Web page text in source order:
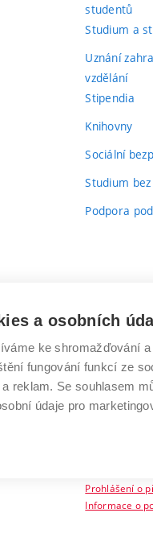
studentů
Studium a
Uznání
vzdělání
Stipendia
Knihovny
Sociální
Studium
Podpora
VYSOKÉ
Antonínská
602 00 Brno
Prohlášení o
Informace o
a osobních
ke shromažďování
fungování funkcí ze
reklam. Se souhlasem
údaje pro